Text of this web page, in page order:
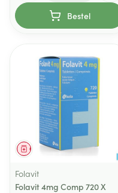
Bestel
Geneesmiddel
Folavit
Folavit 4mg Comp 720 X